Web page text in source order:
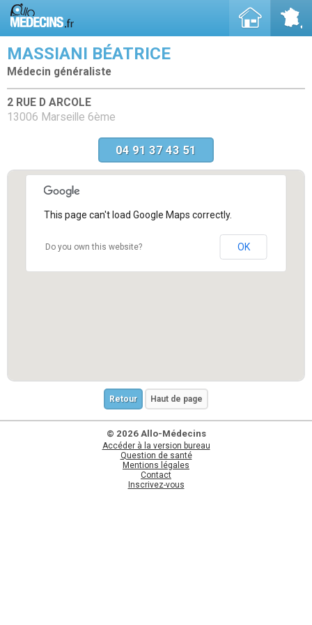
MASSIANI BÉATRICE
Médecin généraliste
2 RUE D ARCOLE
13006 Marseille 6ème
04 91 37 43 51
This page can't load Google Maps correctly.
Do you own this website? OK
Retour Haut de page
© 2026 Allo-Médecins
Accéder à la version bureau
Question de santé
Mentions légales
Contact
Inscrivez-vous